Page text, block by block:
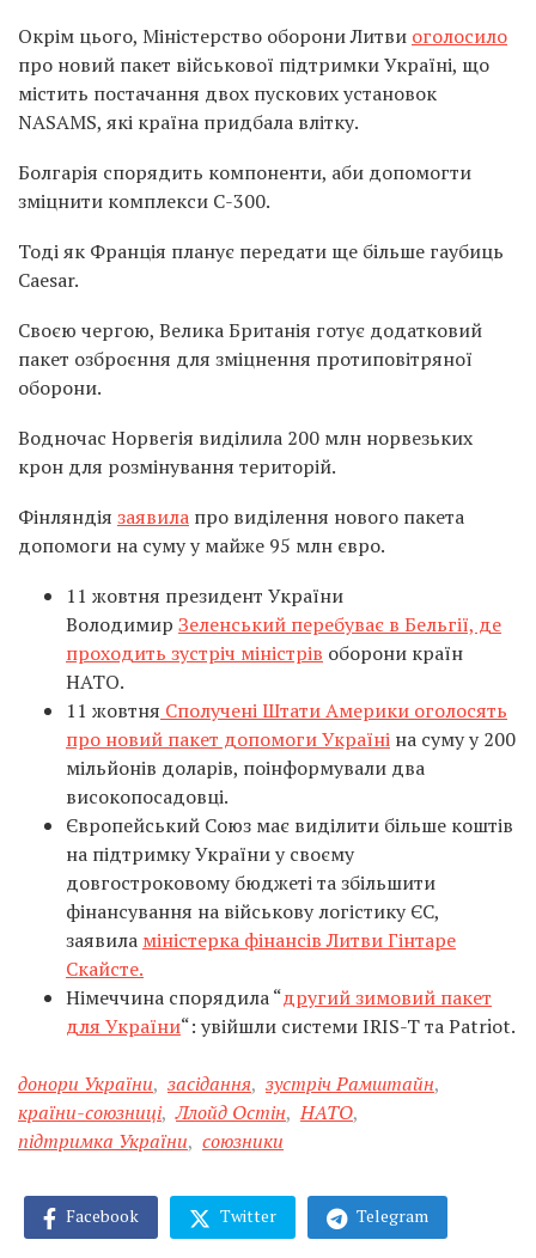
Окрім цього, Міністерство оборони Литви оголосило
про новий пакет військової підтримки Україні, що
містить постачання двох пускових установок
NASAMS, які країна придбала влітку.
Болгарія спорядить компоненти, аби допомогти
зміцнити комплекси С-300.
Тоді як Франція планує передати ще більше гаубиць
Caesar.
Своєю чергою, Велика Британія готує додатковий
пакет озброєння для зміцнення протиповітряної
оборони.
Водночас Норвегія виділила 200 млн норвезьких
крон для розмінування територій.
Фінляндія заявила про виділення нового пакета
допомоги на суму у майже 95 млн євро.
11 жовтня президент України
Володимир Зеленський перебуває в Бельгії, де
проходить зустріч міністрів оборони країн
НАТО.
11 жовтня Сполучені Штати Америки оголосять
про новий пакет допомоги Україні на суму у 200
мільйонів доларів, поінформували два
високопосадовці.
Європейський Союз має виділити більше коштів
на підтримку України у своєму
довгостроковому бюджеті та збільшити
фінансування на військову логістику ЄС,
заявила міністерка фінансів Литви Гінтаре
Скайсте.
Німеччина спорядила “другий зимовий пакет
для України“: увійшли системи IRIS-T та Patriot.
донори України, засідання, зустріч Рамштайн,
країни-союзниці, Ллойд Остін, НАТО,
підтримка України, союзники
Facebook Twitter Telegram